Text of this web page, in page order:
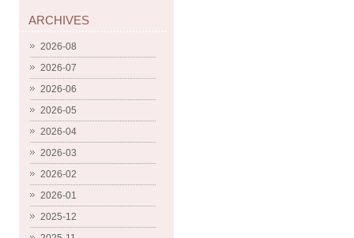
ARCHIVES
2026-08
2026-07
2026-06
2026-05
2026-04
2026-03
2026-02
2026-01
2025-12